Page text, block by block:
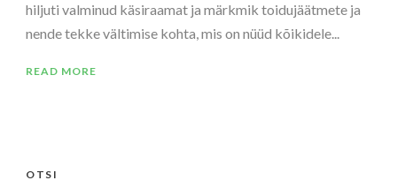
hiljuti valminud käsiraamat ja märkmik toidujäätmete ja
nende tekke vältimise kohta, mis on nüüd kõikidele...
READ MORE
OTSI